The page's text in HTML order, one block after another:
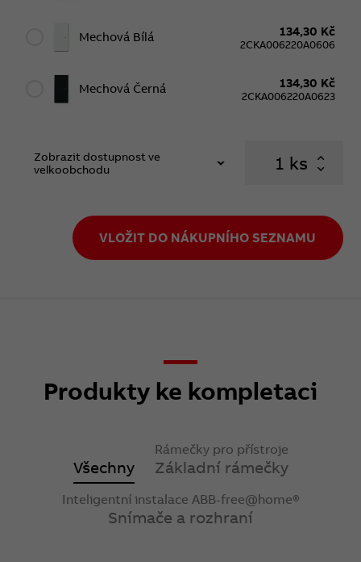
Mechová Bílá 134,30 Kč
2CKA006220A0606
Mechová Černá 134,30 Kč
2CKA006220A0623
Zobrazit dostupnost ve
velkoobchodu
ks
VLOŽIT DO NÁKUPNÍHO SEZNAMU
Produkty ke kompletaci
Všechny
Rámečky pro přístroje
Základní rámečky
Inteligentní instalace ABB-free@home®
Snímače a rozhraní